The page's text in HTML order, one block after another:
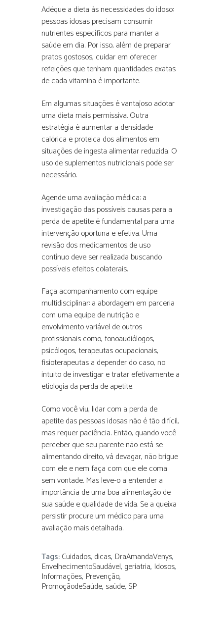
Adéque a dieta às necessidades do idoso:
pessoas idosas precisam consumir
nutrientes específicos para manter a
saúde em dia. Por isso, além de preparar
pratos gostosos, cuidar em oferecer
refeições que tenham quantidades exatas
de cada vitamina é importante.
Em algumas situações é vantajoso adotar
uma dieta mais permissiva. Outra
estratégia é aumentar a densidade
calórica e proteica dos alimentos em
situações de ingesta alimentar reduzida. O
uso de suplementos nutricionais pode ser
necessário.
Agende uma avaliação médica: a
investigação das possíveis causas para a
perda de apetite é fundamental para uma
intervenção oportuna e efetiva. Uma
revisão dos medicamentos de uso
contínuo deve ser realizada buscando
possíveis efeitos colaterais.
Faça acompanhamento com equipe
multidisciplinar: a abordagem em parceria
com uma equipe de nutrição e
envolvimento variável de outros
profissionais como, fonoaudiólogos,
psicólogos, terapeutas ocupacionais,
fisioterapeutas a depender do caso, no
intuito de investigar e tratar efetivamente a
etiologia da perda de apetite.
Como você viu, lidar com a perda de
apetite das pessoas idosas não é tão difícil,
mas requer paciência. Então, quando você
perceber que seu parente não está se
alimentando direito, vá devagar, não brigue
com ele e nem faça com que ele coma
sem vontade. Mas leve-o a entender a
importância de uma boa alimentação de
sua saúde e qualidade de vida. Se a queixa
persistir procure um médico para uma
avaliação mais detalhada.
Tags:Cuidados, dicas, DraAmandaVenys,
EnvelhecimentoSaudável, geriatria, Idosos,
Informações, Prevenção,
PromoçãodeSaúde, saúde, SP